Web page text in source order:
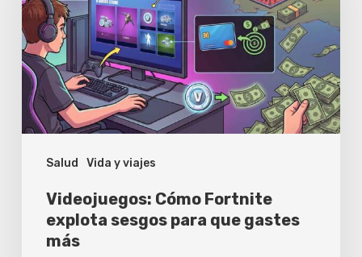
Salud Vida y viajes
explota
sesgos
para
que
gastes
más
Videojuegos: Cómo Fortnite
explota sesgos para que gastes
más